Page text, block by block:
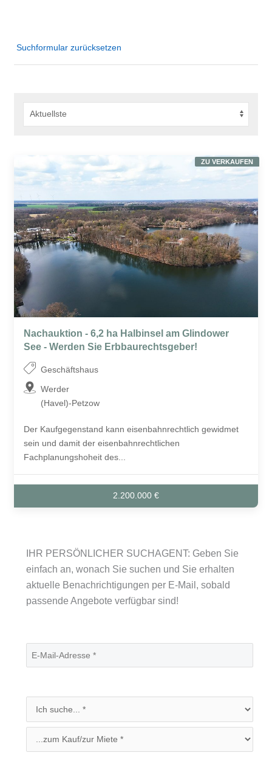
Suchformular zurücksetzen
Nachauktion - 6,2 ha Halbinsel am Glindower
See - Werden Sie Erbbaurechtsgeber!
Geschäftshaus
Werder
(Havel)-Petzow
Der Kaufgegenstand kann eisenbahnrechtlich gewidmet
sein und damit der eisenbahnrechtlichen
Fachplanungshoheit des...
2.200.000 €
ZU VERKAUFEN
IHR PERSÖNLICHER SUCHAGENT: Geben Sie
einfach an, wonach Sie suchen und Sie erhalten
aktuelle Benachrichtigungen per E-Mail, sobald
passende Angebote verfügbar sind!